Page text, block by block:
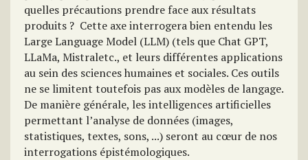
quelles précautions prendre face aux résultats
produits ? Cette axe interrogera bien entendu les
Large Language Model (LLM) (tels que Chat GPT,
LLaMa, Mistraletc., et leurs différentes applications
au sein des sciences humaines et sociales. Ces outils
ne se limitent toutefois pas aux modèles de langage.
De manière générale, les intelligences artificielles
permettant l’analyse de données (images,
statistiques, textes, sons, ...) seront au cœur de nos
interrogations épistémologiques.